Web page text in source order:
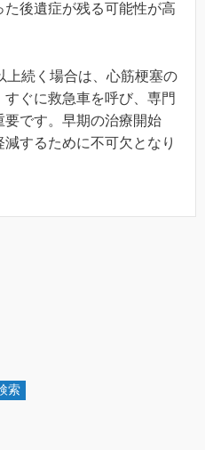
後遺症が残る可能性が高
上続く場合は、心筋梗塞の
ぐに救急車を呼び、専門
要です。早期の治療開始
するために不可欠となり
索